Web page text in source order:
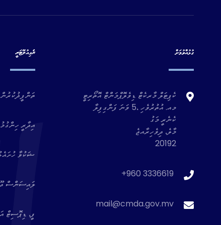
ގުޅުއްވުމަށް
ކެޕިޓަލް މާރކެޓް ޑިވެލޮޕްމަންޓް އޮތޯރިޓީ
މއ. އުތުރުވެހި ،5 ވަނަ ފަންގިފިލާ
ކެނެރީ މަގު
މާލެ، ދިވެހިރާއޖެ
20192
+960 3336619
mail@cmda.gov.mv
ރެގިއުލޭޓަރީ
ތަންފީޛުކުރުން
އިދާރީ
ޝަކުވާ
ލައިސަންސް
ފީ، ޑިޕޮސިޓް